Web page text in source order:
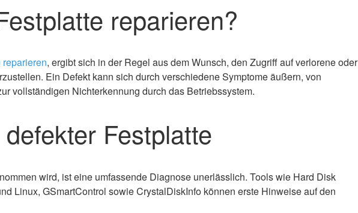
reparieren?
, ergibt sich in der Regel aus dem Wunsch, den Zugriff auf verlorene oder
Ein Defekt kann sich durch verschiedene Symptome äußern, von
vollständigen Nichterkennung durch das Betriebssystem.
Festplatte
wird, ist eine umfassende Diagnose unerlässlich. Tools wie Hard Disk
Linux, GSmartControl sowie CrystalDiskInfo können erste Hinweise auf den